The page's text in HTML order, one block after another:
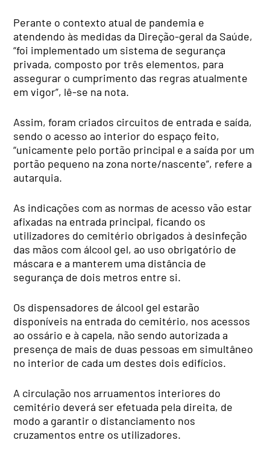
Perante o contexto atual de pandemia e
atendendo às medidas da Direção-geral da Saúde,
“foi implementado um sistema de segurança
privada, composto por três elementos, para
assegurar o cumprimento das regras atualmente
em vigor”, lê-se na nota.
Assim, foram criados circuitos de entrada e saída,
sendo o acesso ao interior do espaço feito,
“unicamente pelo portão principal e a saída por um
portão pequeno na zona norte/nascente”, refere a
autarquia.
As indicações com as normas de acesso vão estar
afixadas na entrada principal, ficando os
utilizadores do cemitério obrigados à desinfeção
das mãos com álcool gel, ao uso obrigatório de
máscara e a manterem uma distância de
segurança de dois metros entre si.
Os dispensadores de álcool gel estarão
disponíveis na entrada do cemitério, nos acessos
ao ossário e à capela, não sendo autorizada a
presença de mais de duas pessoas em simultâneo
no interior de cada um destes dois edifícios.
A circulação nos arruamentos interiores do
cemitério deverá ser efetuada pela direita, de
modo a garantir o distanciamento nos
cruzamentos entre os utilizadores.